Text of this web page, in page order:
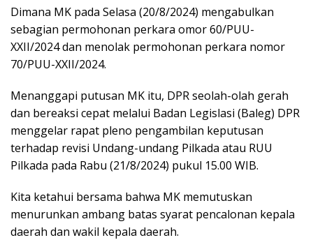
Dimana MK pada Selasa (20/8/2024) mengabulkan
sebagian permohonan perkara omor 60/PUU-
XXII/2024 dan menolak permohonan perkara nomor
70/PUU-XXII/2024.
Menanggapi putusan MK itu, DPR seolah-olah gerah
dan bereaksi cepat melalui Badan Legislasi (Baleg) DPR
menggelar rapat pleno pengambilan keputusan
terhadap revisi Undang-undang Pilkada atau RUU
Pilkada pada Rabu (21/8/2024) pukul 15.00 WIB.
Kita ketahui bersama bahwa MK memutuskan
menurunkan ambang batas syarat pencalonan kepala
daerah dan wakil kepala daerah.